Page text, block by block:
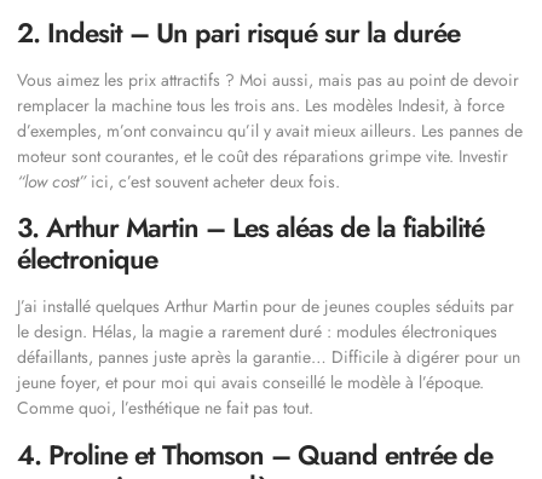
2. Indesit – Un pari risqué sur la durée
Vous aimez les prix attractifs ? Moi aussi, mais pas au point de devoir
remplacer la machine tous les trois ans. Les modèles Indesit, à force
d’exemples, m’ont convaincu qu’il y avait mieux ailleurs. Les pannes de
moteur sont courantes, et le coût des réparations grimpe vite. Investir
“low cost”ici, c’est souvent acheter deux fois.
3. Arthur Martin – Les aléas de la fiabilité
électronique
J’ai installé quelques Arthur Martin pour de jeunes couples séduits par
le design. Hélas, la magie a rarement duré : modules électroniques
défaillants, pannes juste après la garantie… Difficile à digérer pour un
jeune foyer, et pour moi qui avais conseillé le modèle à l’époque.
Comme quoi, l’esthétique ne fait pas tout.
4. Proline et Thomson – Quand entrée de